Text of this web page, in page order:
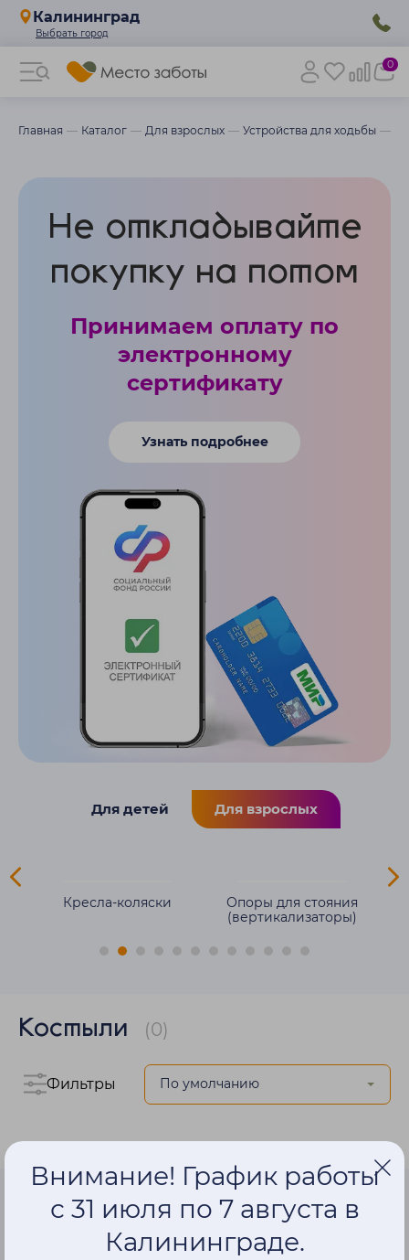
Калининград
0
Главная Каталог Для взрослых Устройства для ходьбы
Не откладывайте
покупку на потом
Принимаем оплату по
электронному
сертификату
Узнать подробнее
Для детей Для взрослых
Кресла-коляски
Опоры для стояния
(вертикализаторы)
Костыли (0)
Фильтры
Записатьсяна
Внимание! График работы
с 31 июля по 7 августа в
Калининграде.